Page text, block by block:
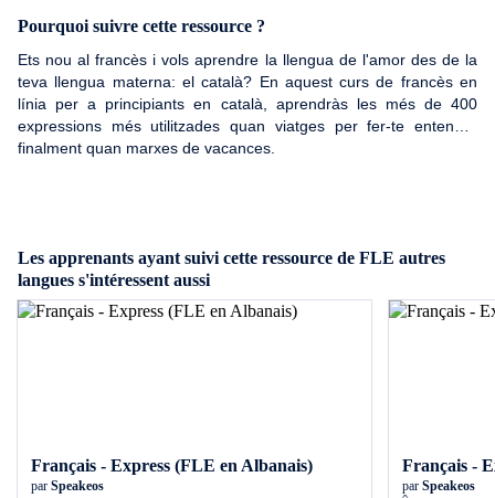
Pourquoi suivre cette ressource ?
Ets nou al francès i vols aprendre la llengua de l'amor des de la
teva llengua materna: el català? En aquest curs de francès en
línia per a principiants en català, aprendràs les més de 400
expressions més utilitzades quan viatges per fer-te entendre
finalment quan marxes de vacances.
Les apprenants ayant suivi cette ressource de FLE autres
langues s'intéressent aussi
Français - Express (FLE en Albanais)
par Speakeos
Français -
par Speakeos